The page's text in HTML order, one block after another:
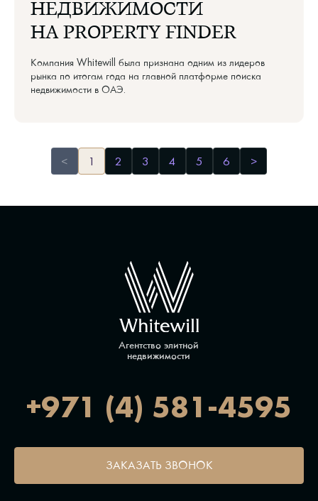
НЕДВИЖИМОСТИ
НА PROPERTY FINDER
Компания Whitewill была признана одним из лидеров
рынка по итогам года на главной платформе поиска
недвижимости в ОАЭ.
< 1 2 3 4 5 6 >
Агентство элитной
недвижимости
+971 (4) 581-4595
ЗАКАЗАТЬ ЗВОНОК